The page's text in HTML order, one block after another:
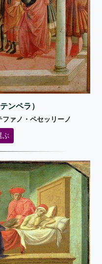
ンペラ）
ァノ・ペセッリーノ
ぶ